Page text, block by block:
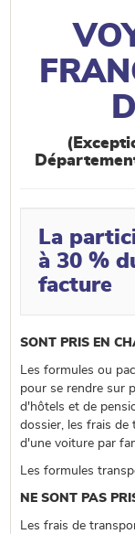
La
à 30 %
facture
SONT PRIS EN
Les formules ou
pour se rendre sur
d'hôtels et de
dossier, les frais de
d'une voiture par
Les formules
NE SONT PAS
Les frais de